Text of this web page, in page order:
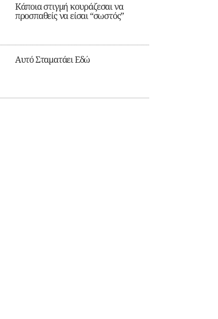
Κάποια στιγμή κουράζεσαι να
προσπαθείς να είσαι “σωστός”
Αυτό Σταματάει Εδώ